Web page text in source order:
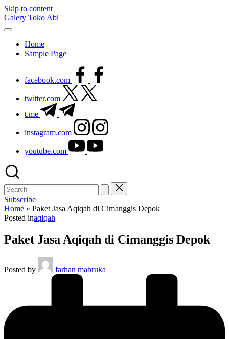
Skip to content
Galery Toko Abi
Home
Sample Page
facebook.com
twitter.com
t.me
instagram.com
youtube.com
Subscribe
Home » Paket Jasa Aqiqah di Cimanggis Depok
Posted inaqiqah
Paket Jasa Aqiqah di Cimanggis Depok
Posted by farhan mabruka